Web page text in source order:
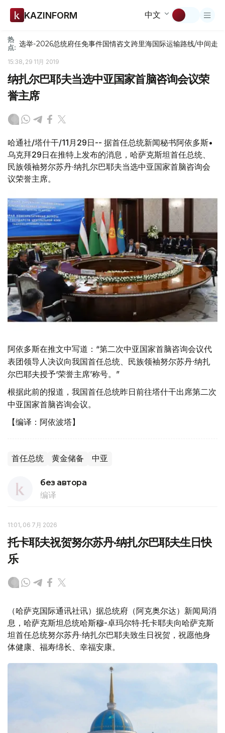
KAZINFORM 中文
热
点: 选举-2026总统府任免事件国情咨文跨里海国际运输路线/中间走廊
15:38, 29 11月 2019
纳扎尔巴耶夫当选中亚国家首脑咨询会议荣
誉主席
哈通社/塔什干/11月29日-- 据首任总统新闻秘书阿依多斯•
乌克拜29日在推特上发布的消息，哈萨克斯坦首任总统、
民族领袖努尔苏丹·纳扎尔巴耶夫当选中亚国家首脑咨询会
议荣誉主席。
阿依多斯在推文中写道：“第二次中亚国家首脑咨询会议代
表团领导人决议向我国首任总统、民族领袖努尔苏丹·纳扎
尔巴耶夫授予‘荣誉主席’称号。”
根据此前的报道，我国首任总统昨日前往塔什干出席第二次
中亚国家首脑咨询会议。
【编译：阿依波塔】
首任总统 黄金储备 中亚
без автора
编译
11:01, 06 7月 2026
托卡耶夫祝贺努尔苏丹·纳扎尔巴耶夫生日快
乐
（哈萨克国际通讯社讯）据总统府（阿克奥尔达）新闻局消
息，哈萨克斯坦总统哈斯穆-卓玛尔特·托卡耶夫向哈萨克斯
坦首任总统努尔苏丹·纳扎尔巴耶夫致生日祝贺，祝愿他身
体健康、福寿绵长、幸福安康。